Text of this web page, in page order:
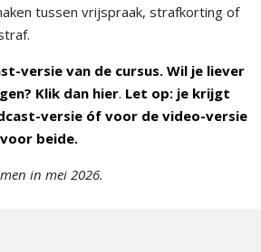
tussen vrijspraak, strafkorting of
versie van de cursus. Wil je liever
Klik dan hier. Let op: je krijgt
versie óf voor de video-versie
beide.
in mei 2026.